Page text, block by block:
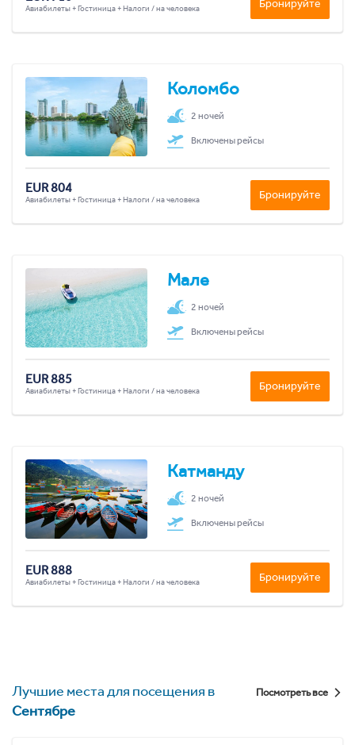
Авиабилеты + Гостиница + Налоги / на человека Бронируйте
Коломбо
2 ночей
Включены рейсы
EUR 804
Авиабилеты + Гостиница + Налоги / на человека Бронируйте
Мале
2 ночей
Включены рейсы
EUR 885
Авиабилеты + Гостиница + Налоги / на человека Бронируйте
Катманду
2 ночей
Включены рейсы
EUR 888
Авиабилеты + Гостиница + Налоги / на человека Бронируйте
Лучшие места для посещения в
Сентябре
Посмотреть все